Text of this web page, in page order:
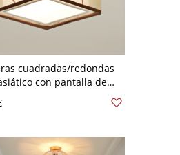
cuadradas/redondas
con pantalla de
vestíbulo - Cuadro 110
Loto